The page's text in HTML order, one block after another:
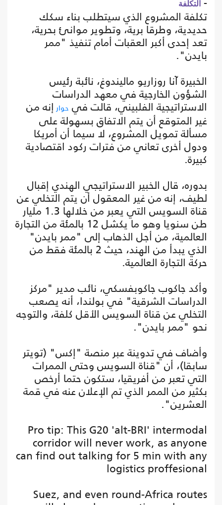
التكلفة
تكلفة المشروع الذي سيتطلب بناء سكك
حديدية، وطرقا برية، وتطوير موانئ بحرية،
تعد إحدى أكبر العقبات أمام تنفيذ "ممر
بايدن".
الخبيرة آنا روزاريو ماليندوغ، نائبة رئيس
الشؤون الخارجية في معهد الدراسات
الاستراتيجية الفلبيني، قالت في حوار إنه من
غير المتوقع أن يتم الاتفاق بسهولة على
مسألة تمويل المشروع، لا سيما أن أمريكا
ودول أخرى تعاني من فترات ركود اقتصادية
كبيرة.
بدوره، قال الخبير الاستراتيجي الهندي إقبال
لطيف، إنه من غير المعقول أن يتم التخلي عن
قناة السويس التي يعبر من خلالها 1.3 مليار
طن سنويا وهو ما يكشل 12 بالمئة من التجارة
العالمية، من أجل الذهاب إلى "ممر بايدن"
الذي يبدأ من الهند، حيث 2 بالمئة فقط من
حركة التجارة العالمية.
وأكد جاكوب جاكوبفسكي، نائب مدير "مركز
الدراسات الشرقية" في بولندا، أنه يصعب
التخلي عن قناة السويس الأقل كلفة، والتوجه
نحو "ممر بايدن".
وأضاف في تدوينة عبر منصة "إكس" (تويتر
سابقا)، أن "قناة السويس وحتى الممرات
التي تعبر من أفريقيا، ستكون حتما أرخص
بكثير من الممر الذي تم الإعلان عنه في قمة
العشرين".
Pro tip: This G20 'alt-BRI' intermodal
corridor will never work, as anyone
can find out talking for 5 min with any
logistics proffesional
Suez, and even round-Africa routes